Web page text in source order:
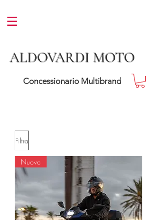
ALDOVARDI MOTO
Concessionario Multibrand
Filtra
Nuovo